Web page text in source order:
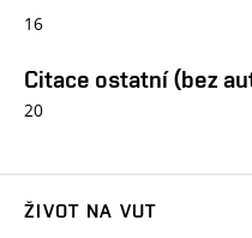
16
Citace ostatní (bez
20
ŽIVOT NA VUT